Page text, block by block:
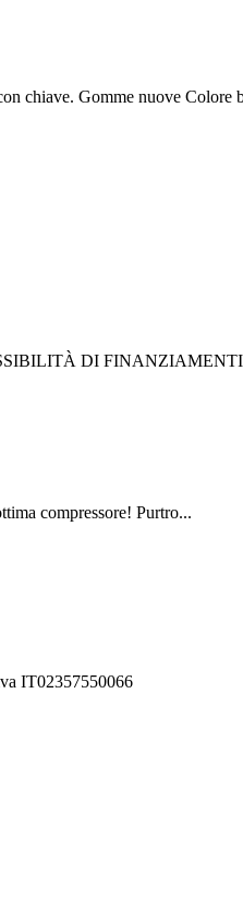
chiave. Gomme nuove Colore
DI
compressore! Purtro...
IT02357550066